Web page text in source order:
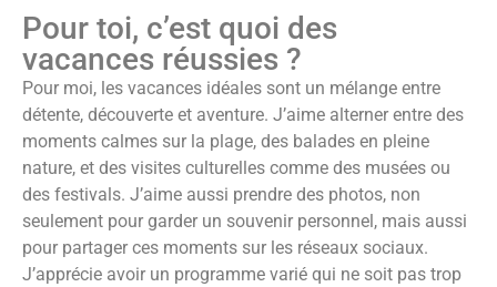
Pour toi, c’est quoi des
vacances réussies ?
Pour moi, les vacances idéales sont un mélange entre
détente, découverte et aventure. J’aime alterner entre des
moments calmes sur la plage, des balades en pleine
nature, et des visites culturelles comme des musées ou
des festivals. J’aime aussi prendre des photos, non
seulement pour garder un souvenir personnel, mais aussi
pour partager ces moments sur les réseaux sociaux.
J’apprécie avoir un programme varié qui ne soit pas trop